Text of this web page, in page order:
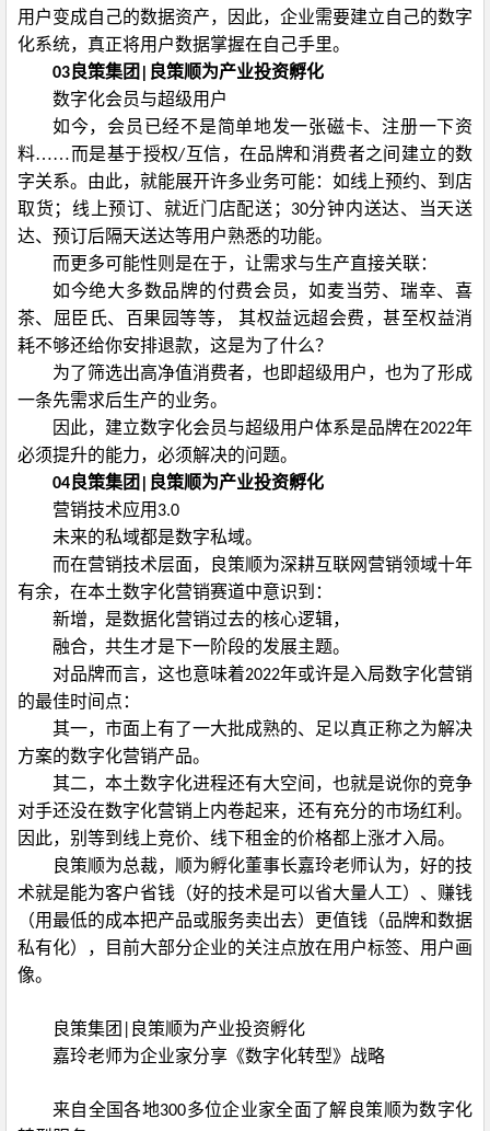
用户变成自己的数据资产，因此，企业需要建立自己的数字
化系统，真正将用户数据掌握在自己手里。
03 良策集团
良策顺为产业投资孵化
数字化会员与超级用户
如今，会员已经不是简单地发一张磁卡、注册一下资
料……而是基于授权/互信，在品牌和消费者之间建立的数
字关系。由此，就能展开许多业务可能：如线上预约、到店
取货；线上预订、就近门店配送；
30分钟内送达、当天送
达、预订后隔天送达等用户熟悉的功能。
而更多可能性则是在于，让需求与生产直接关联：
如今绝大多数品牌的付费会员，如麦当劳、瑞幸、喜
茶、屈臣氏、百果园等等，
其权益远超会费，甚至权益消
耗不够还给你安排退款，这是为了什么？
为了筛选出高净值消费者，也即超级用户，也为了形成
一条先需求后生产的业务。
因此，建立数字化会员与超级用户体系是品牌在2022年
必须提升的能力，必须解决的问题。
04 良策集团
良策顺为产业投资孵化
营销技术应用 3.0
未来的私域都是数字私域。
而在营销技术层面，良策顺为深耕互联网营销领域十年
有余，在本土数字化营销赛道中意识到：
新增，是数据化营销过去的核心逻辑，
融合，共生才是下一阶段的发展主题。
对品牌而言，这也意味着2022年或许是入局数字化营销
的最佳时间点：
其一，市面上有了一大批成熟的、足以真正称之为解决
方案的数字化营销产品。
其二，本土数字化进程还有大空间，也就是说你的竞争
对手还没在数字化营销上内卷起来，还有充分的市场红利。
因此，别等到线上竞价、线下租金的价格都上涨才入局。
良策顺为总裁，顺为孵化董事长嘉玲老师认为，好的技
术就是能为客户省钱（好的技术是可以省大量人工）、赚钱
（用最低的成本把产品或服务卖出去）更值钱（品牌和数据
私有化），目前大部分企业的关注点放在用户标签、用户画
像。
良策集团
良策顺为产业投资孵化
嘉玲老师为企业家分享《数字化转型》战略
来自全国各地300多位企业家全面了解良策顺为数字化